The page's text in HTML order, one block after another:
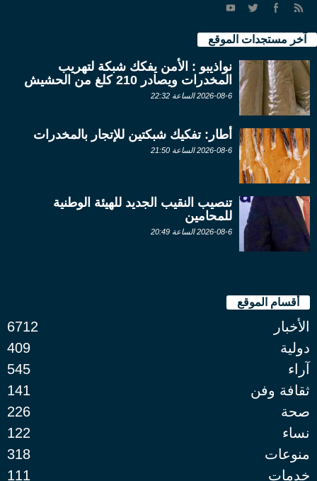
آخر مستجدات الموقع
نواذيبو : الأمن يفكك شبكة لتهريب
المخدرات ويصادر 210 كلغ من الحشيش
2026-08-6 الساعة 22:32
أطار: تفكيك شبكتين للإتجار بالمخدرات
2026-08-6 الساعة 21:50
تنصيب النقيب الجديد للهيئة الوطنية
للمحامين
2026-08-6 الساعة 20:49
أقسام الموقع
الأخبار
6712
دولية
409
آراء
545
ثقافة وفن
141
صحة
226
نساء
122
منوعات
318
خدمات
111